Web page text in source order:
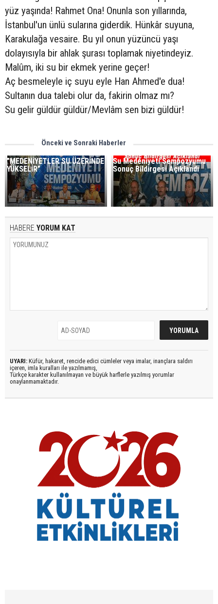
yüz yaşında! Rahmet Ona! Onunla son yıllarında,
İstanbul'un ünlü sularına giderdik. Hünkâr suyuna,
Karakulağa vesaire. Bu yıl onun yüzüncü yaşı
dolayısıyla bir ahlak şurası toplamak niyetindeyiz.
Malûm, iki su bir ekmek yerine geçer!
Aç besmeleyle iç suyu eyle Han Ahmed'e dua!
Sultanın dua talebi olur da, fakirin olmaz mı?
Su gelir güldür güldür/Mevlâm sen bizi güldür!
Önceki ve Sonraki Haberler
"MEDENİYETLER SU ÜZERİNDE
YÜKSELİR"
Su Medeniyeti Sempozyumu
Sonuç Bildirgesi Açıklandı
HABERE YORUM KAT
UYARI: Küfür, hakaret, rencide edici cümleler veya imalar, inançlara saldırı
içeren, imla kuralları ile yazılmamış,
Türkçe karakter kullanılmayan ve büyük harflerle yazılmış yorumlar
onaylanmamaktadır.